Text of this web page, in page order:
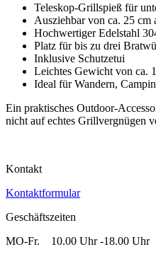
Teleskop-Grillspieß für
Ausziehbar von ca. 25 cm
Hochwertiger Edelstahl
Platz für bis zu drei
Inklusive Schutzetui
Leichtes Gewicht von ca.
Ideal für Wandern,
Ein praktisches Outdoor-
nicht auf echtes Grillvergnügen
Kontakt
Kontaktformular
Geschäftszeiten
MO-Fr. 10.00 Uhr -18.00